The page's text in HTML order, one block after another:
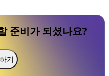
준비가 되셨나요?
기